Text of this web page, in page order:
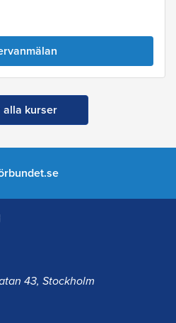
alla kurser
43, Stockholm